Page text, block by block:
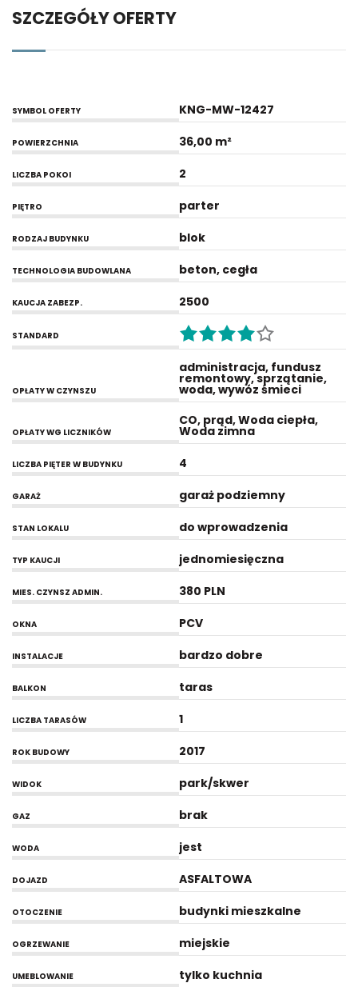
SZCZEGÓŁY OFERTY
SYMBOL OFERTY KNG-MW-12427
POWIERZCHNIA 36,00 m²
LICZBA POKOI 2
PIĘTRO parter
RODZAJ BUDYNKU blok
TECHNOLOGIA BUDOWLANA beton, cegła
KAUCJA ZABEZP. 2500
STANDARD
OPŁATY W CZYNSZU
administracja, fundusz
remontowy, sprzątanie,
woda, wywóz śmieci
OPŁATY WG LICZNIKÓW
CO, prąd, Woda ciepła,
Woda zimna
LICZBA PIĘTER W BUDYNKU 4
GARAŻ garaż podziemny
STAN LOKALU do wprowadzenia
TYP KAUCJI jednomiesięczna
MIES. CZYNSZ ADMIN. 380 PLN
OKNA PCV
INSTALACJE bardzo dobre
BALKON taras
LICZBA TARASÓW 1
ROK BUDOWY 2017
WIDOK park/skwer
GAZ brak
WODA jest
DOJAZD ASFALTOWA
OTOCZENIE budynki mieszkalne
OGRZEWANIE miejskie
UMEBLOWANIE tylko kuchnia